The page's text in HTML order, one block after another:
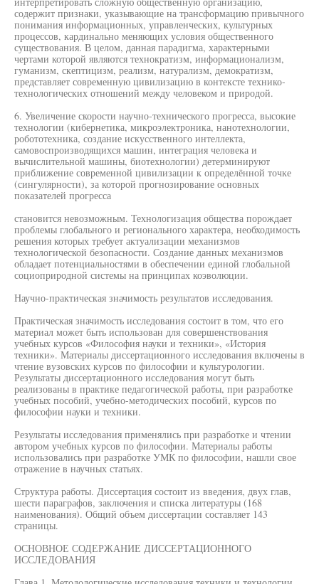
содержит признаки, указывающие на трансформацию привычного
понимания информационных, управленческих, культурных
процессов, кардинально меняющих условия общественного
существования. В целом, данная парадигма, характерными
чертами которой являются технократизм, информационализм,
гуманизм, скептицизм, реализм, натурализм, демократизм,
представляет современную цивилизацию в контексте технико-
технологических отношений между человеком и природой.
6. Увеличение скорости научно-технического прогресса, высокие
технологии (кибернетика, микроэлектроника, нанотехнологии,
робототехника, создание искусственного интеллекта,
самовоспроизводящихся машин, интеграция человека и
вычислительной машины, биотехнологии) детерминируют
приближение современной цивилизации к определённой точке
(сингулярности), за которой прогнозирование основных
показателей прогресса
становится невозможным. Технологизация общества порождает
проблемы глобального и регионального характера, необходимость
решения которых требует актуализации механизмов
технологической безопасности. Создание данных механизмов
обладает потенциальностями в обеспечении единой глобальной
социоприродной системы на принципах коэволюции.
Научно-практическая значимость результатов исследования.
Практическая значимость исследования состоит в том, что его
материал может быть использован для совершенствования
учебных курсов «Философия науки и техники», «История
техники». Материалы диссертационного исследования включены в
чтение вузовских курсов по философии и культурологии.
Результаты диссертационного исследования могут быть
реализованы в практике педагогической работы, при разработке
учебных пособий, учебно-методических пособий, курсов по
философии науки и техники.
Результаты исследования применялись при разработке и чтении
автором учебных курсов по философии. Материалы работы
использовались при разработке УМК по философии, нашли свое
отражение в научных статьях.
Структура работы. Диссертация состоит из введения, двух глав,
шести параграфов, заключения и списка литературы (168
наименования). Общий объем диссертации составляет 143
страницы.
ОСНОВНОЕ СОДЕРЖАНИЕ ДИССЕРТАЦИОННОГО
ИССЛЕДОВАНИЯ